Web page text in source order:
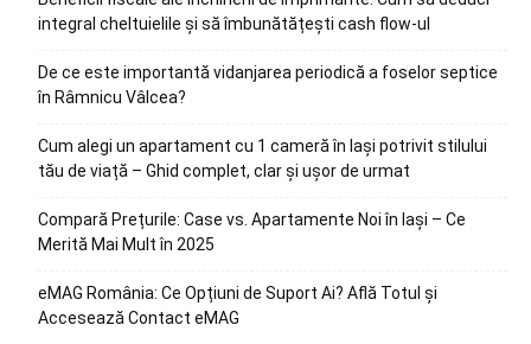
integral cheltuielile și să îmbunătățești cash flow-ul
De ce este importantă vidanjarea periodică a foselor septice
în Râmnicu Vâlcea?
Cum alegi un apartament cu 1 cameră în Iași potrivit stilului
tău de viață – Ghid complet, clar și ușor de urmat
Compară Prețurile: Case vs. Apartamente Noi în Iași – Ce
Merită Mai Mult în 2025
eMAG România: Ce Opțiuni de Suport Ai? Află Totul și
Accesează Contact eMAG